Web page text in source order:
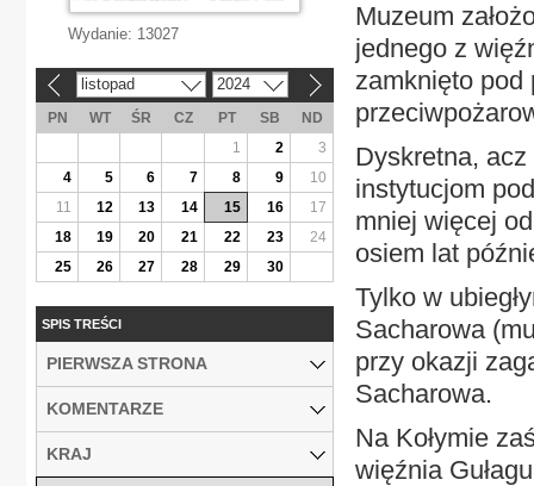
Muzeum
jednego z
zamknięto pod
Dyskretna,
instytucjom
mniej więcej
osiem lat
Tylko w
Sacharowa
przy okazji
Sacharowa.
Na Kołymie
więźnia
Wydanie: 13027
listopad 2024
PN WT ŚR CZ PT SB
ND
1
2
3
4
5 6 7 8 9
10
11
12 13 14 15 16
17
18
19 20 21 22 23
24
25
26 27 28 29 30
SPIS TREŚCI
PIERWSZA STRONA
KOMENTARZE
KRAJ